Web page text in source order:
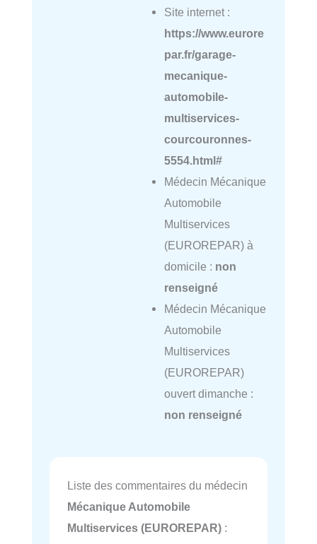
Site internet :
https://www.eurore
par.fr/garage-
mecanique-
automobile-
multiservices-
courcouronnes-
5554.html#
Médecin Mécanique
Automobile
Multiservices
(EUROREPAR) à
domicile : non
renseigné
Médecin Mécanique
Automobile
Multiservices
(EUROREPAR)
ouvert dimanche :
non renseigné
Liste des commentaires du médecin
Mécanique Automobile
Multiservices (EUROREPAR) :